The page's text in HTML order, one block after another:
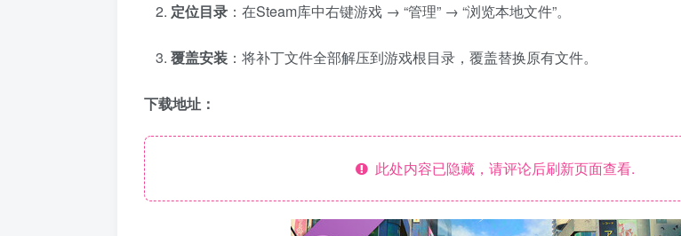
定位目录 ：在Steam库中右键游戏 → “管理” → “浏览本地文件”。
覆盖安装 ：将补丁文件全部解压到游戏根目录，覆盖替换原有文件。
下载地址：
此处内容已隐藏，请评论后刷新页面查看.